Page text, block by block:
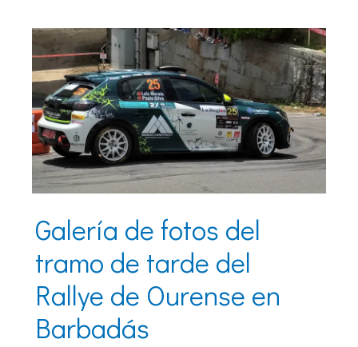
Galería de fotos del
tramo de tarde del
Rallye de Ourense en
Barbadás